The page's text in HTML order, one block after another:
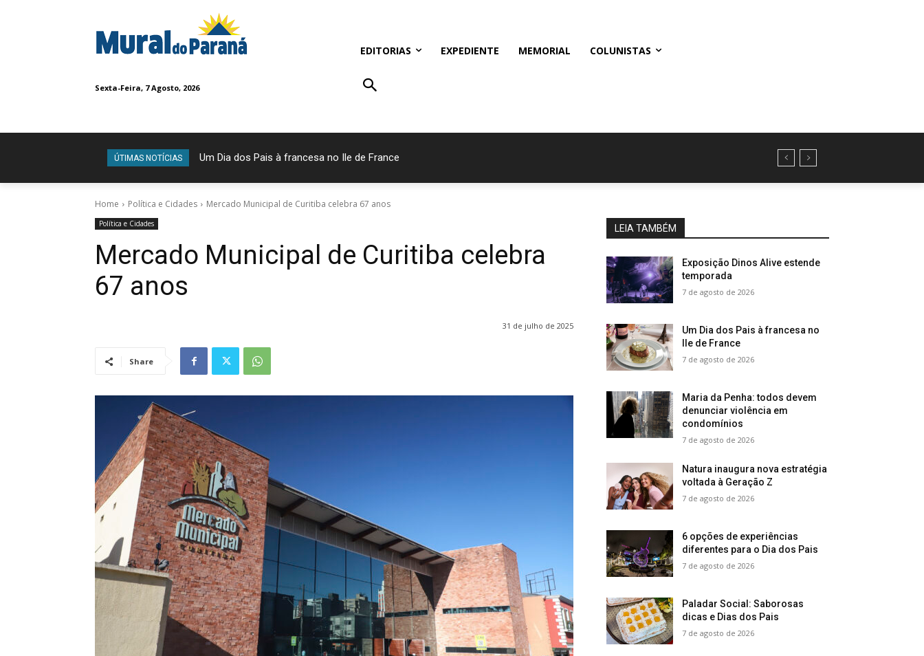
Sexta-Feira, 7 Agosto, 2026
EDITORIAS EXPEDIENTE MEMORIAL COLUNISTAS
ÚTIMAS NOTÍCIAS Um Dia dos Pais à francesa no Ile de France
Maria da Penha: todos devem denunciar violência em condomínios
Home Política e Cidades Mercado Municipal de Curitiba celebra 67 anos
Política e Cidades
Mercado Municipal de Curitiba celebra
67 anos
31 de julho de 2025
Share
LEIA TAMBÉM
Exposição Dinos Alive estende
temporada
7 de agosto de 2026
Um Dia dos Pais à francesa no
Ile de France
7 de agosto de 2026
Maria da Penha: todos devem
denunciar violência em
condomínios
7 de agosto de 2026
Natura inaugura nova estratégia
voltada à Geração Z
7 de agosto de 2026
6 opções de experiências
diferentes para o Dia dos Pais
7 de agosto de 2026
Paladar Social: Saborosas
dicas e Dias dos Pais
7 de agosto de 2026